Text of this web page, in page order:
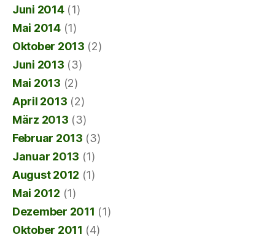
Juni 2014(1)
Mai 2014(1)
Oktober 2013 (2)
Juni 2013 (3)
Mai 2013 (2)
April 2013 (2)
März 2013 (3)
Februar 2013 (3)
Januar 2013 (1)
August 2012 (1)
Mai 2012 (1)
Dezember 2011 (1)
Oktober 2011 (4)